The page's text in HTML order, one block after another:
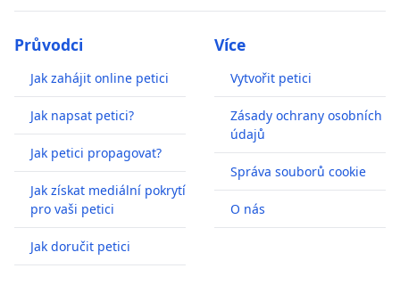
Průvodci
Jak zahájit online petici
Jak napsat petici?
Jak petici propagovat?
Jak získat mediální pokrytí
pro vaši petici
Jak doručit petici
Více
Vytvořit petici
Zásady ochrany osobních
údajů
Správa souborů cookie
O nás